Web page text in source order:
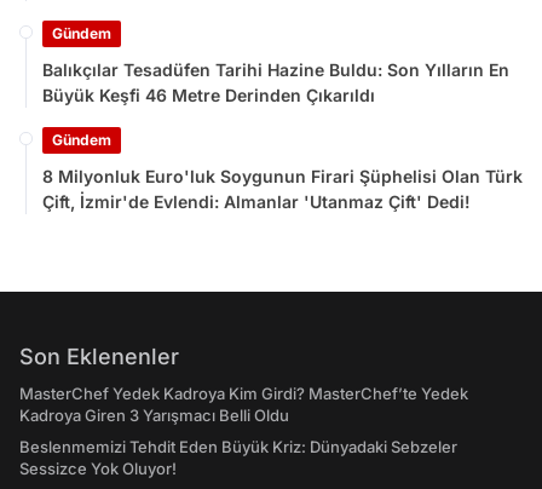
Gündem
Balıkçılar Tesadüfen Tarihi Hazine Buldu: Son Yılların En
Büyük Keşfi 46 Metre Derinden Çıkarıldı
Gündem
8 Milyonluk Euro'luk Soygunun Firari Şüphelisi Olan Türk
Çift, İzmir'de Evlendi: Almanlar 'Utanmaz Çift' Dedi!
Son Eklenenler
MasterChef Yedek Kadroya Kim Girdi? MasterChef’te Yedek
Kadroya Giren 3 Yarışmacı Belli Oldu
Beslenmemizi Tehdit Eden Büyük Kriz: Dünyadaki Sebzeler
Sessizce Yok Oluyor!